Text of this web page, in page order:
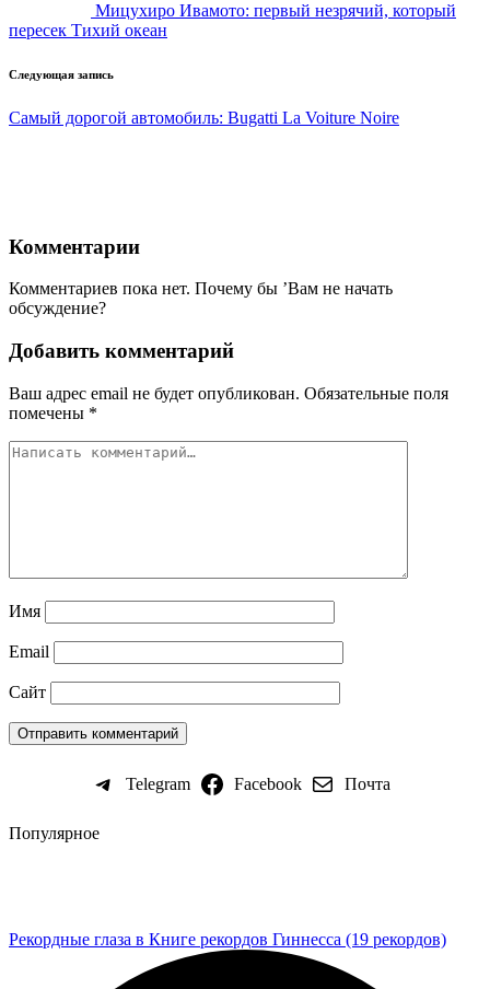
Мицухиро Ивамото: первый незрячий, который
пересек Тихий океан
Следующая запись
Самый дорогой автомобиль: Bugatti La Voiture Noire
Комментарии
Комментариев пока нет. Почему бы ’Вам не начать
обсуждение?
Добавить комментарий
Ваш адрес email не будет опубликован. Обязательные поля
помечены *
Имя
Email
Сайт
Telegram Facebook Почта
Популярное
Рекордные глаза в Книге рекордов Гиннесса (19 рекордов)